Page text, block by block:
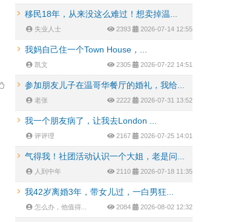
移民18年，从来没这么难过！想卖掉温...
失业人士 2393 2026-07-14 12:55
我妈自己住一个Town House，...
凯文 2305 2026-07-22 14:51
参加朋友儿子在温哥华餐厅的婚礼，我给...
老张 2222 2026-07-31 13:52
我一个朋友病了，让我去London ...
评评理 2167 2026-07-25 14:01
气得我！社团活动认识一个大姐，老是问...
人到中年 2110 2026-07-18 11:35
我42岁离婚3年，带女儿过，一白男狂...
怎么办，他值得... 2084 2026-08-02 12:32